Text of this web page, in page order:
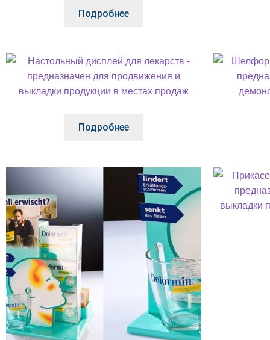
Подробнее
Подробнее